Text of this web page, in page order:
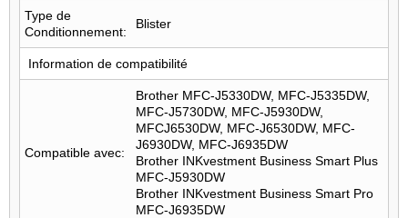
Type de
Conditionnement:
Blister
Information de compatibilité
Compatible avec:
Brother MFC-J5330DW, MFC-J5335DW,
MFC-J5730DW, MFC-J5930DW,
MFCJ6530DW, MFC-J6530DW, MFC-
J6930DW, MFC-J6935DW
Brother INKvestment Business Smart Plus
MFC-J5930DW
Brother INKvestment Business Smart Pro
MFC-J6935DW